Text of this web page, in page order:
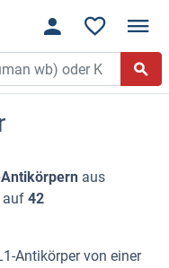
aus
auf 42
Antikörper von einer